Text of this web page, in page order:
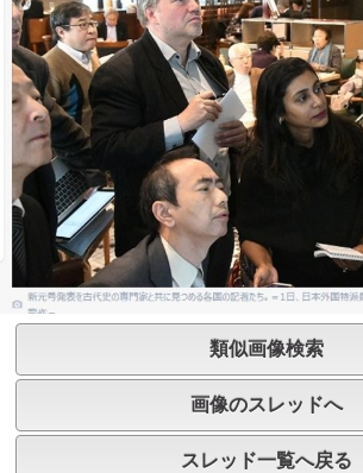
類似画像検索
画像のスレッドへ
スレッド一覧へ戻る